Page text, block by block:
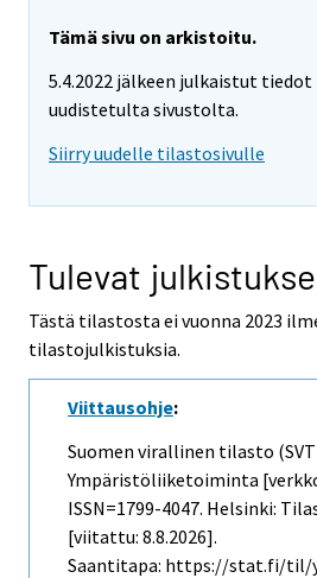
Tämä sivu on arkistoitu.
5.4.2022 jälkeen julkaistut
uudistetulta sivustolta.
Siirry uudelle tilastosivulle
Tulevat
Tästä tilastosta ei vuonna 2023
tilastojulkistuksia.
Viittausohje:
Suomen virallinen tilasto
Ympäristöliiketoiminta
ISSN=1799-4047. Helsinki:
[viitattu: 8.8.2026].
Saantitapa: https://stat.fi/